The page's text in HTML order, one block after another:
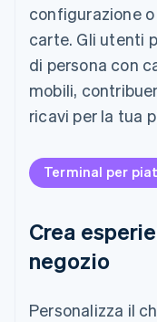
configurazione
carte. Gli utenti
di persona con
mobili,
ricavi per la tua
Terminal per
Crea
negozio
Personalizza il